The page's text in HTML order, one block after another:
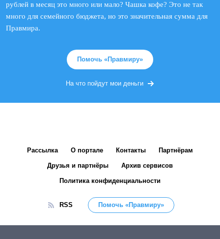
рублей в месяц это много или мало? Чашка кофе? Это не так
много для семейного бюджета, но это значительная сумма для
Правмира.
Помочь «Правмиру»
На что пойдут мои деньги
Рассылка О портале Контакты Партнёрам
Друзья и партнёры Архив сервисов
Политика конфиденциальности
RSS Помочь «Правмиру»